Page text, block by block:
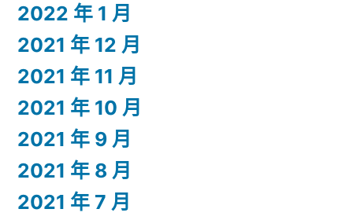
2022 年 1 月
2021 年 12 月
2021 年 11 月
2021 年 10 月
2021 年 9 月
2021 年 8 月
2021 年 7 月